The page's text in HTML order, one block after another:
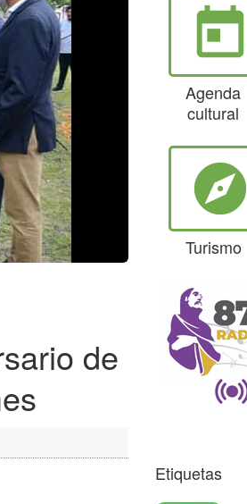
de
today
Agenda
cultural
explore
Turismo
Etiquetas